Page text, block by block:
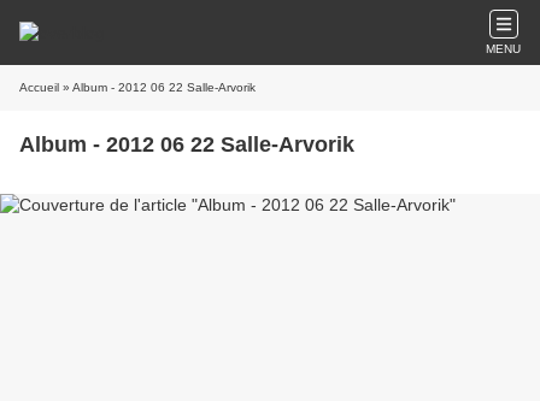
MENU
Accueil » Album - 2012 06 22 Salle-Arvorik
Album - 2012 06 22 Salle-Arvorik